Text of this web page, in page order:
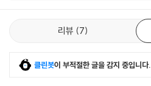
리뷰 7
클린봇이 부적절한 글을 감지 중입니다.